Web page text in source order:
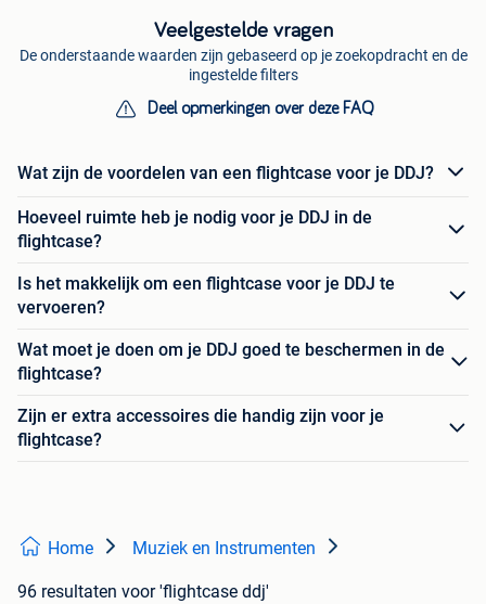
Veelgestelde vragen
De onderstaande waarden zijn gebaseerd op je zoekopdracht en de
ingestelde filters
Deel opmerkingen over deze FAQ
Wat zijn de voordelen van een flightcase voor je DDJ?
Hoeveel ruimte heb je nodig voor je DDJ in de
flightcase?
Is het makkelijk om een flightcase voor je DDJ te
vervoeren?
Wat moet je doen om je DDJ goed te beschermen in de
flightcase?
Zijn er extra accessoires die handig zijn voor je
flightcase?
Home Muziek en Instrumenten
96 resultaten voor 'flightcase ddj'